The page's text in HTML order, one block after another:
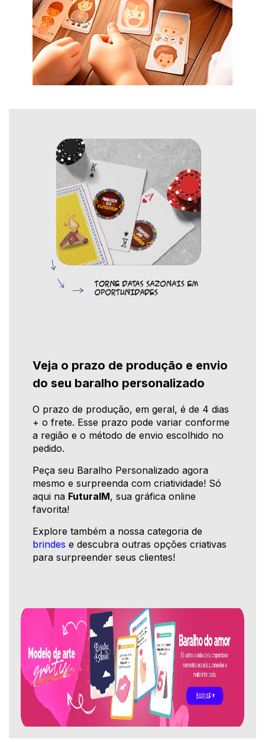
Veja o prazo de produção e envio
do seu baralho personalizado
O prazo de produção, em geral, é de 4 dias
+ o frete. Esse prazo pode variar conforme
a região e o método de envio escolhido no
pedido.
Peça seu Baralho Personalizado agora
mesmo e surpreenda com criatividade! Só
aqui na FuturaIM, sua gráfica online
favorita!
Explore também a nossa categoria de
brindes e descubra outras opções criativas
para surpreender seus clientes!